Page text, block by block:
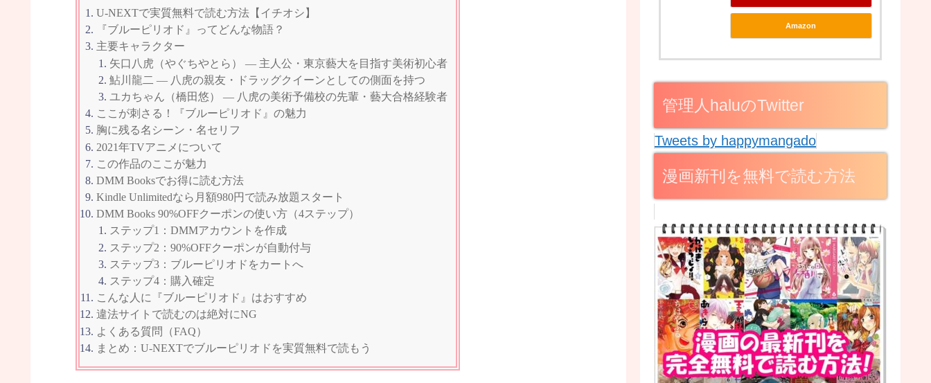
U-NEXTで実質無料で読む方法【イチオシ】
『ブルーピリオド』ってどんな物語？
主要キャラクター
矢口八虎（やぐちやとら） — 主人公・東京藝大を目指す美術初心者
鮎川龍二 — 八虎の親友・ドラッグクイーンとしての側面を持つ
ユカちゃん（橋田悠） — 八虎の美術予備校の先輩・藝大合格経験者
ここが刺さる！『ブルーピリオド』の魅力
胸に残る名シーン・名セリフ
2021年TVアニメについて
この作品のここが魅力
DMM Booksでお得に読む方法
Kindle Unlimitedなら月額980円で読み放題スタート
DMM Books 90%OFFクーポンの使い方（4ステップ）
ステップ1：DMMアカウントを作成
ステップ2：90%OFFクーポンが自動付与
ステップ3：ブルーピリオドをカートへ
ステップ4：購入確定
こんな人に『ブルーピリオド』はおすすめ
違法サイトで読むのは絶対にNG
よくある質問（FAQ）
まとめ：U-NEXTでブルーピリオドを実質無料で読もう
Amazon
管理人haluのTwitter
Tweets by happymangado
漫画新刊を無料で読む方法